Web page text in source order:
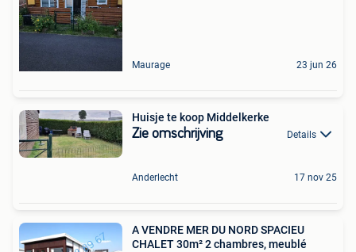
Maurage 23 jun 26
Huisje te koop Middelkerke
Zie omschrijving Details
Anderlecht 17 nov 25
A VENDRE MER DU NORD SPACIEU
CHALET 30m² 2 chambres, meublé